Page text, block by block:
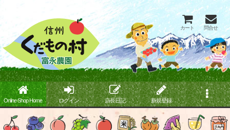
カート 問合せ
Online Shop Home ログイン 店長日記 新規登録